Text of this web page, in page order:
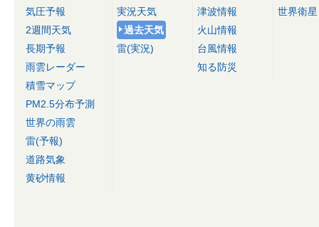
気圧予報
2週間天気
長期予報
雨雲レーダー
積雪マップ
PM2.5分布予測
世界の雨雲
雷(予報)
道路気象
黄砂情報
実況天気
過去天気
雷(実況)
津波情報
火山情報
台風情報
知る防災
世界衛星